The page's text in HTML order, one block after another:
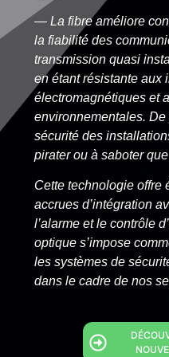
— La fibre améliore
la fiabilité des
transmission quasi
en étant résistante aux
électromagnétiques et
environnementales.
sécurité des
pirater ou à saboter
Cette technologie offre
accrues d’intégration
l’alarme et le contrôle
optique s’impose
les systèmes de
dans le cadre de nos